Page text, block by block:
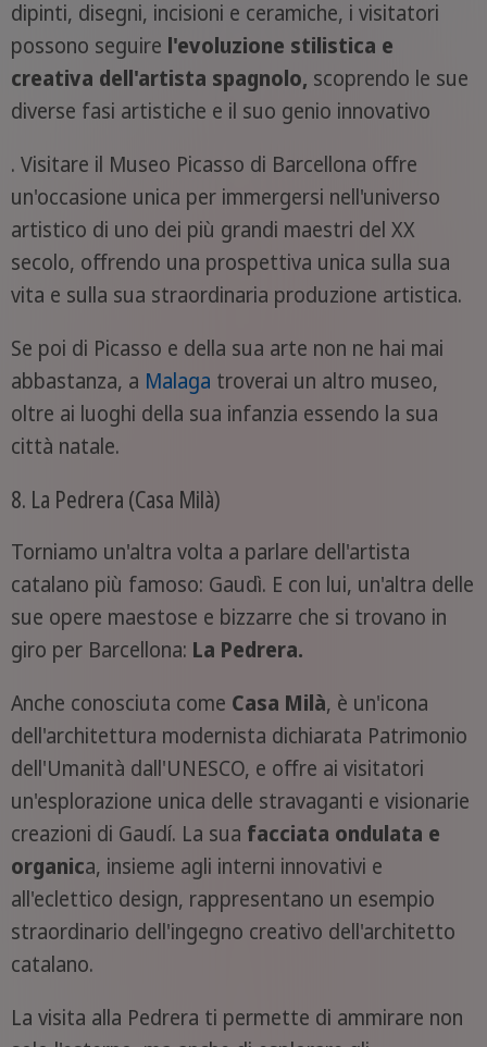
dipinti, disegni, incisioni e ceramiche, i visitatori
possono seguire l'evoluzione stilistica e
creativa dell'artista spagnolo, scoprendo le sue
diverse fasi artistiche e il suo genio innovativo
. Visitare il Museo Picasso di Barcellona offre
un'occasione unica per immergersi nell'universo
artistico di uno dei più grandi maestri del XX
secolo, offrendo una prospettiva unica sulla sua
vita e sulla sua straordinaria produzione artistica.
Se poi di Picasso e della sua arte non ne hai mai
abbastanza, a Malaga troverai un altro museo,
oltre ai luoghi della sua infanzia essendo la sua
città natale.
8. La Pedrera (Casa Milà)
Torniamo un'altra volta a parlare dell'artista
catalano più famoso: Gaudì. E con lui, un'altra delle
sue opere maestose e bizzarre che si trovano in
giro per Barcellona: La Pedrera.
Anche conosciuta come Casa Milà, è un'icona
dell'architettura modernista dichiarata Patrimonio
dell'Umanità dall'UNESCO, e offre ai visitatori
un'esplorazione unica delle stravaganti e visionarie
creazioni di Gaudí. La sua facciata ondulata e
organica, insieme agli interni innovativi e
all'eclettico design, rappresentano un esempio
straordinario dell'ingegno creativo dell'architetto
catalano.
La visita alla Pedrera ti permette di ammirare non